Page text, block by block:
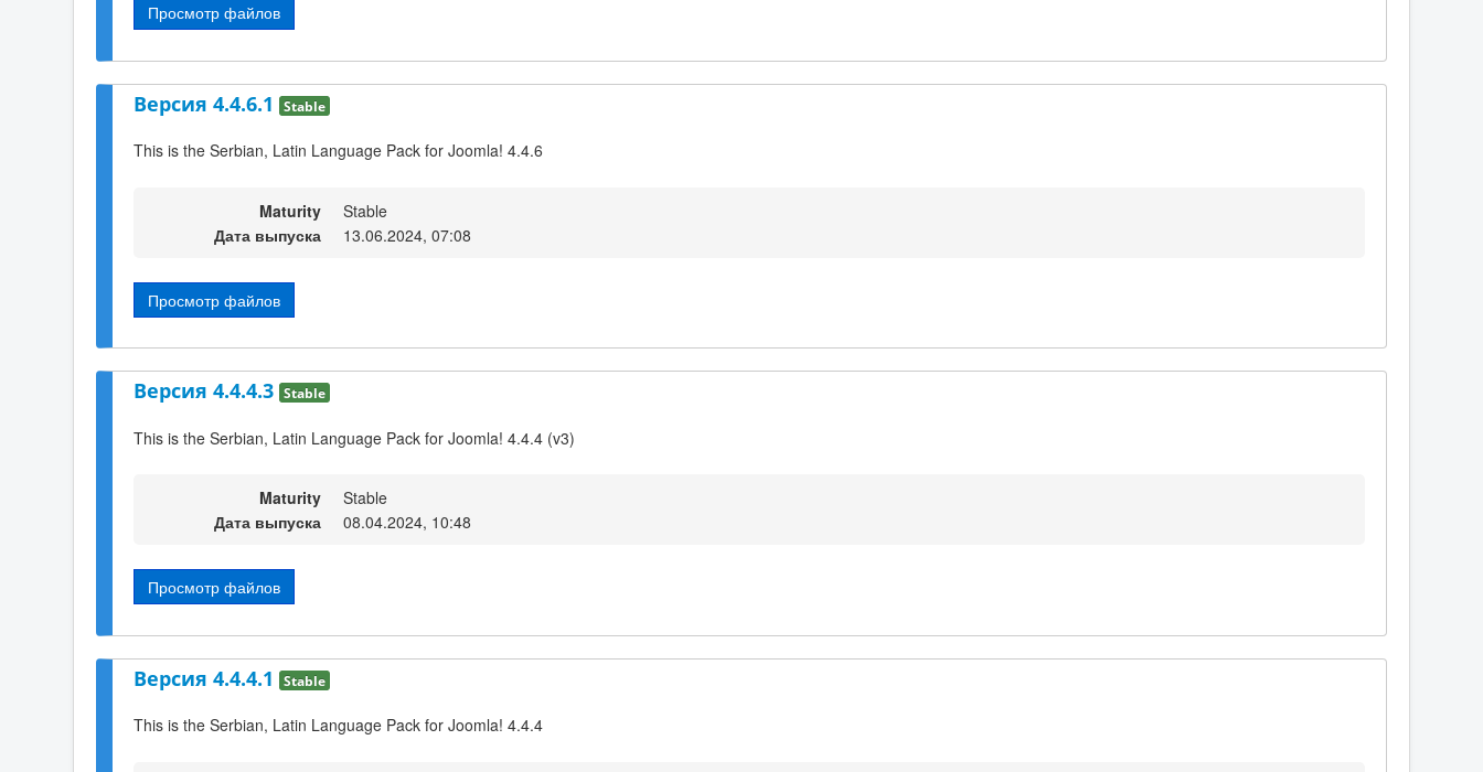
Просмотр файлов
Версия 4.4.6.1 Stable
This is the Serbian, Latin Language Pack for Joomla! 4.4.6
Maturity
Stable
Дата выпуска
13.06.2024, 07:08
Просмотр файлов
Версия 4.4.4.3 Stable
This is the Serbian, Latin Language Pack for Joomla! 4.4.4 (v3)
Maturity
Stable
Дата выпуска
08.04.2024, 10:48
Просмотр файлов
Версия 4.4.4.1 Stable
This is the Serbian, Latin Language Pack for Joomla! 4.4.4